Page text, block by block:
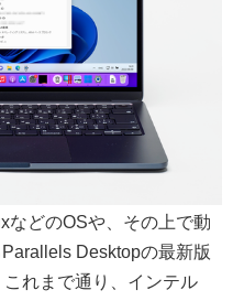
どのOSや、その上で動
Desktopの最新版
れまで通り、インテル